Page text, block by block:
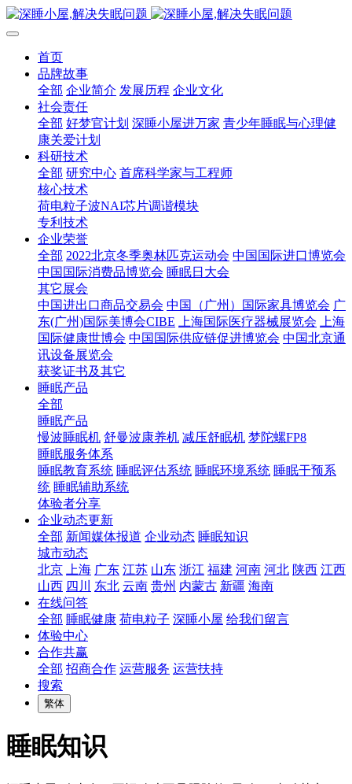
首页
品牌故事
全部 企业简介 发展历程 企业文化
社会责任
全部 好梦官计划 深睡小屋进万家 青少年睡眠与心理健
康关爱计划
科研技术
全部 研究中心 首席科学家与工程师
核心技术
荷电粒子波NAI芯片调谐模块
专利技术
企业荣誉
全部 2022北京冬季奥林匹克运动会 中国国际进口博览会
中国国际消费品博览会 睡眠日大会
其它展会
中国进出口商品交易会 中国（广州）国际家具博览会 广
东(广州)国际美博会CIBE
上海国际医疗器械展览会
上海
国际健康世博会 中国国际供应链促进博览会 中国北京通
讯设备展览会
获奖证书及其它
睡眠产品
全部
睡眠产品
慢波睡眠机 舒曼波康养机 减压舒眠机 梦陀螺FP8
睡眠服务体系
睡眠教育系统 睡眠评估系统 睡眠环境系统 睡眠干预系
统 睡眠辅助系统
体验者分享
企业动态更新
全部 新闻媒体报道 企业动态 睡眠知识
城市动态
北京
上海 广东 江苏 山东 浙江 福建 河南 河北 陕西 江西
山西 四川 东北 云南 贵州 内蒙古 新疆 海南
在线问答
全部 睡眠健康 荷电粒子 深睡小屋 给我们留言
体验中心
合作共赢
全部 招商合作 运营服务 运营扶持
搜索
繁体
睡眠知识